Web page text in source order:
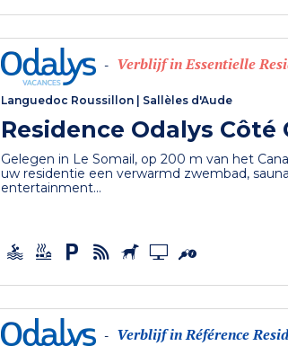
- Verblijf in Essentielle
Languedoc Roussillon Sallèles d'Aude
Residence Odalys Côté
Gelegen in Le Somail, op 200 m van het
uw residentie een verwarmd zwembad,
entertainment...
- Verblijf in Référence